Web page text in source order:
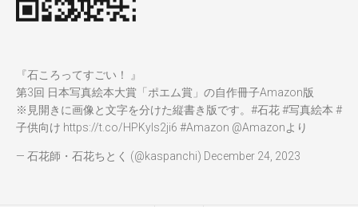
『石ころってすごい！ 』
第3回 日本写真絵本大賞「ポエム賞」の自作冊子Amazon版
※見開きに画像と文字を分けた縦書き版です。 #石花#写真絵本 #
子供向け https://t.co/HPKyIs2ji6 #Amazon @Amazonより
— 石花師・石花ちとく (@kaspanchi) December 24, 2023